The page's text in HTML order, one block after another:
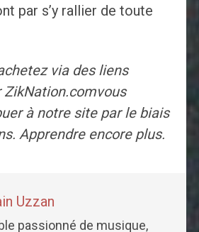
par s’y rallier de toute
via des liens
ZikNation.comvous
à notre site par le biais
Apprendre encore plus.
Uzzan
passionné de musique,